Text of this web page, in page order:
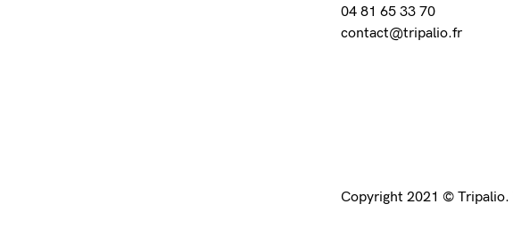
04 81 65 33 70
contact@tripalio.fr
Copyright 2021 © Tripalio.